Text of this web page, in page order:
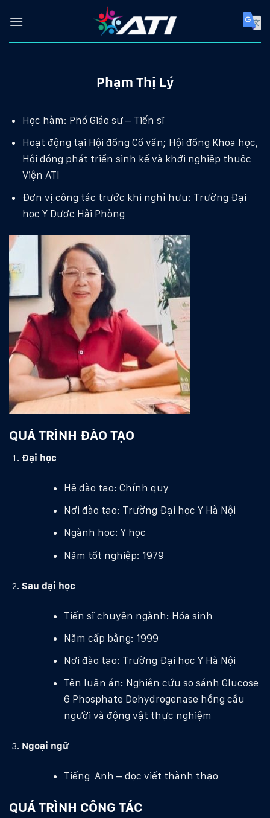
Phạm Thị Lý
Học hàm: Phó Giáo sư – Tiến sĩ
Hoạt động tại Hội đồng Cố vấn; Hội đồng Khoa học,
Hội đồng phát triển sinh kế và khởi nghiệp thuộc
Viện ATI
Đơn vị công tác trước khi nghỉ hưu: Trường Đại
học Y Dược Hải Phòng
QUÁ TRÌNH ĐÀO TẠO
Đại học
Hệ đào tạo: Chính quy
Nơi đào tạo: Trường Đại học Y Hà Nội
Ngành học: Y học
Năm tốt nghiệp: 1979
Sau đại học
Tiến sĩ chuyên ngành: Hóa sinh
Năm cấp bằng: 1999
Nơi đào tạo: Trường Đại học Y Hà Nội
Tên luận án: Nghiên cứu so sánh Glucose
6 Phosphate Dehydrogenase hồng cầu
người và động vật thực nghiệm
Ngoại ngữ
Tiếng Anh – đọc viết thành thạo
QUÁ TRÌNH CÔNG TÁC